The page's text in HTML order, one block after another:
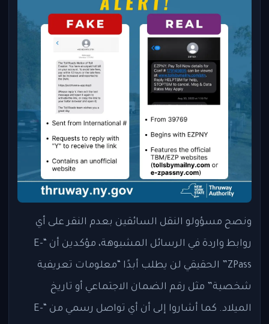
ونصح مسؤولو النقل السائقين بعدم النقر على أي
روابط واردة في الرسائل المشبوهة، مؤكدين أن “E-
ZPass” الحقيقي لن يطلب أبدًا “معلومات تعريفية
شخصية” مثل رقم الضمان الاجتماعي أو تاريخ
الميلاد. كما أشاروا إلى أن أي تواصل رسمي من “E-